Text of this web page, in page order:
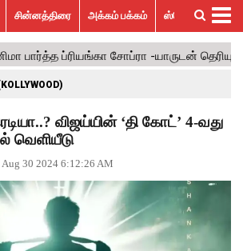
சின்னத்திரை அக்கம் பக்கம் ஸ்பெஷல் ஸ்டோரீஸ்
விஜய்யின் ‘தி கோட்’ 4-வது
வெளியீடு
Aug 30 2024 6:12:26 AM